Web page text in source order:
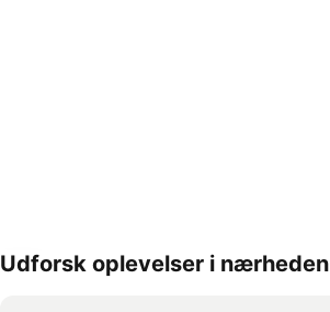
Udvid kort
Udforsk oplevelser i nærheden